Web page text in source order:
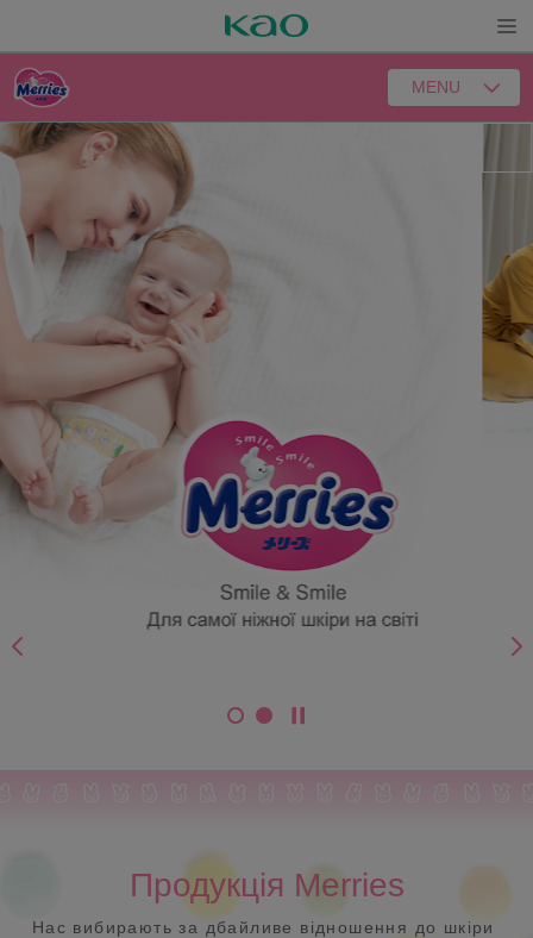
Open
MENU
Продукція Merries
Нас вибирають за дбайливе відношення до шкіри